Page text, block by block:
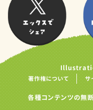
著作権について サ
各種コンテンツの無